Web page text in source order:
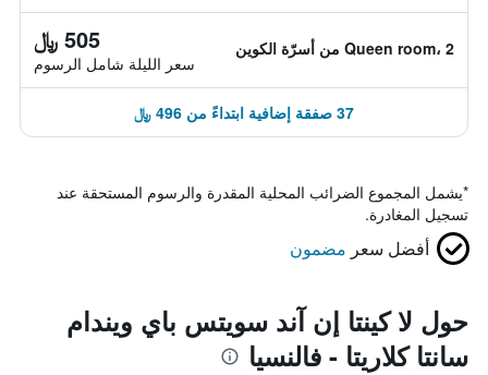
Queen room، 2 من أسرّة الكوين 505 ﷼
سعر الليلة شامل الرسوم
37 صفقة إضافية ابتداءً من 496 ﷼
*يشمل المجموع الضرائب المحلية المقدرة والرسوم المستحقة عند
تسجيل المغادرة.
أفضل سعر مضمون
حول لا كينتا إن آند سويتس باي ويندام
سانتا كلاريتا - فالنسيا